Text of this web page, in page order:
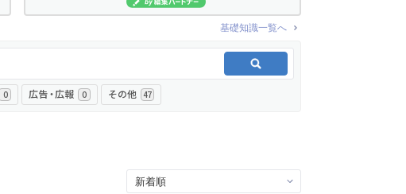
基礎知識一覧へ
0 広告・広報 0 その他 47